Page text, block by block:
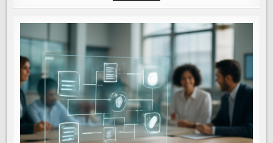
UND
RECHTEVERWALTUNG:
SICHERHEIT
UND
AUFGABENVERTEILUNG
ORGANISATIONEN
STEUERN